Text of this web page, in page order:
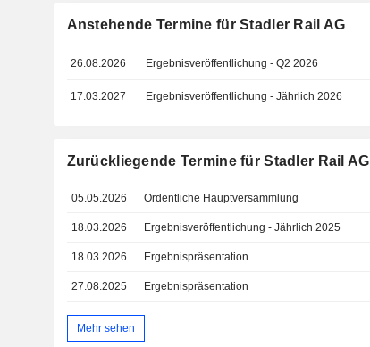
Anstehende Termine für Stadler Rail AG
26.08.2026 Ergebnisveröffentlichung - Q2 2026
17.03.2027 Ergebnisveröffentlichung - Jährlich 2026
Zurückliegende Termine für Stadler Rail AG
05.05.2026 Ordentliche Hauptversammlung
18.03.2026 Ergebnisveröffentlichung - Jährlich 2025
18.03.2026 Ergebnispräsentation
27.08.2025 Ergebnispräsentation
Mehr sehen